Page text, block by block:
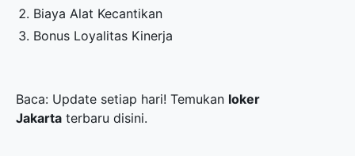
Biaya Alat Kecantikan
Bonus Loyalitas Kinerja
Baca: Update setiap hari! Temukan loker
Jakarta terbaru disini.